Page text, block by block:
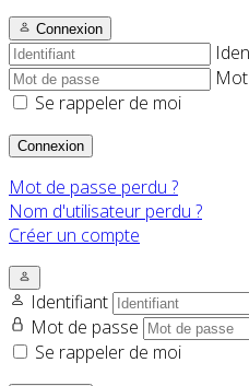
Connexion
Se rappeler de moi
Connexion
Mot de passe perdu ?
Nom d'utilisateur perdu ?
Créer un compte
Identifiant
Mot de passe
Se rappeler de moi